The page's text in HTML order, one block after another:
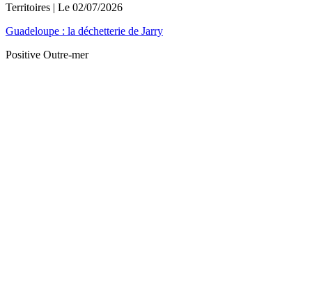
Territoires | Le 02/07/2026
Guadeloupe : la déchetterie de Jarry
Positive Outre-mer